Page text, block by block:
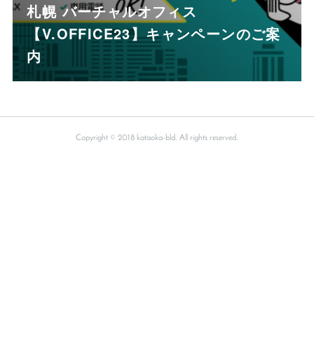
札幌 バーチャルオフィス
【V.OFFICE23】キャンペーンのご案
内
Copyright © 2018 kataoka-bld. All rights reserved.